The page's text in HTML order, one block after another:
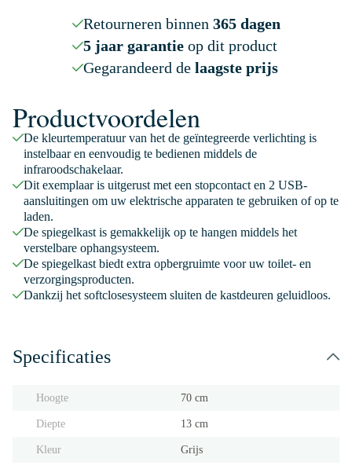
Retourneren binnen 365 dagen
5 jaar garantieop dit product
Gegarandeerd de laagste prijs
Productvoordelen
De kleurtemperatuur van het de geïntegreerde verlichting is
instelbaar en eenvoudig te bedienen middels de
infraroodschakelaar.
Dit exemplaar is uitgerust met een stopcontact en 2 USB-
aansluitingen om uw elektrische apparaten te gebruiken of op te
laden.
De spiegelkast is gemakkelijk op te hangen middels het
verstelbare ophangsysteem.
De spiegelkast biedt extra opbergruimte voor uw toilet- en
verzorgingsproducten.
Dankzij het softclosesysteem sluiten de kastdeuren geluidloos.
Specificaties
Hoogte 70 cm
Diepte 13 cm
Kleur Grijs